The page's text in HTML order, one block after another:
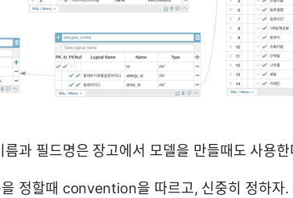
과 필드명은 장고에서 모델을 만들때도 사용
정할때 convention을 따르고, 신중히 정하자.